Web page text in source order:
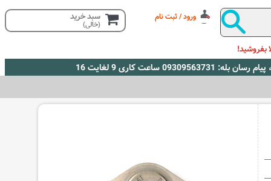
ورود / ثبت نام سبد خرید
(خالی)
بفروشید!